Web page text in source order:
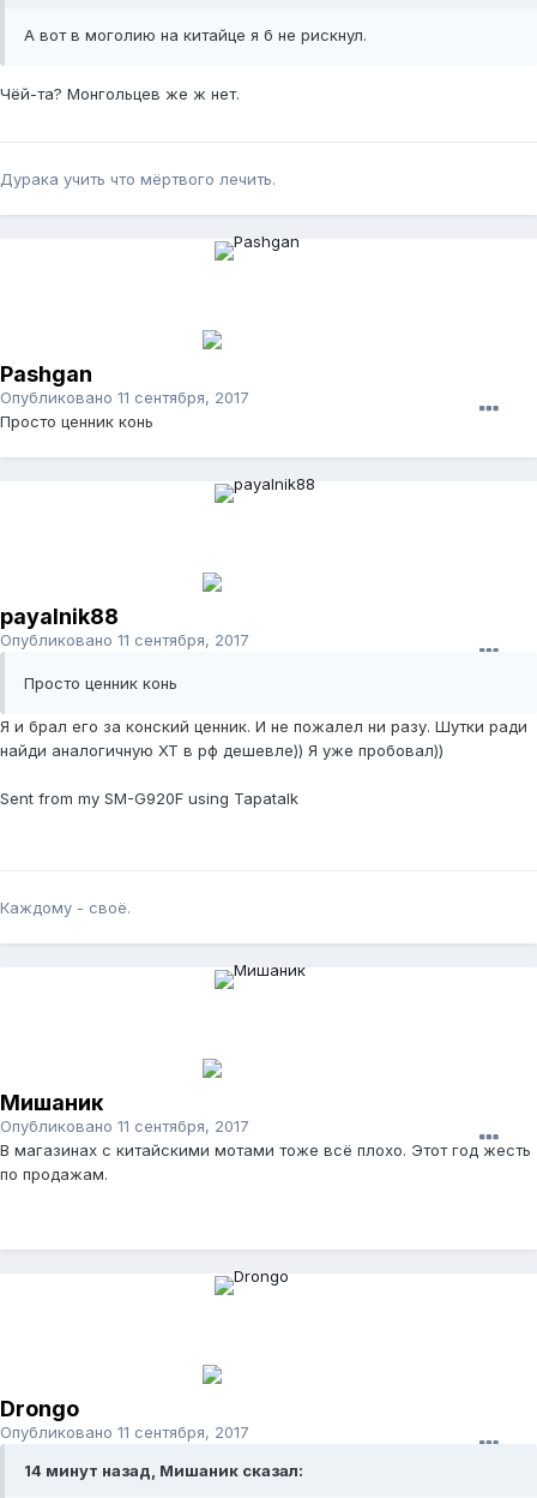
А вот в моголию на китайце я б не рискнул.
Чёй-та? Монгольцев же ж нет.
Дурака учить что мёртвого лечить.
Pashgan
Опубликовано 11 сентября, 2017
Просто ценник конь
payalnik88
Опубликовано 11 сентября, 2017
Просто ценник конь
Я и брал его за конский ценник. И не пожалел ни разу. Шутки ради
найди аналогичную ХТ в рф дешевле)) Я уже пробовал))
Sent from my SM-G920F using Tapatalk
Каждому - своё.
Мишаник
Опубликовано 11 сентября, 2017
В магазинах с китайскими мотами тоже всё плохо. Этот год жесть
по продажам.
Drongo
Опубликовано 11 сентября, 2017
14 минут назад, Мишаник сказал: